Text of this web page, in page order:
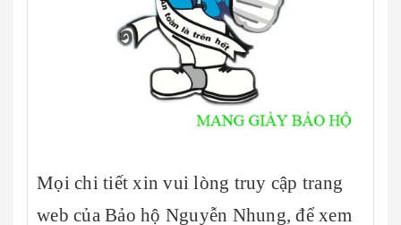
Mọi chi tiết xin vui lòng truy cập trang
web của Bảo hộ Nguyễn Nhung, để xem